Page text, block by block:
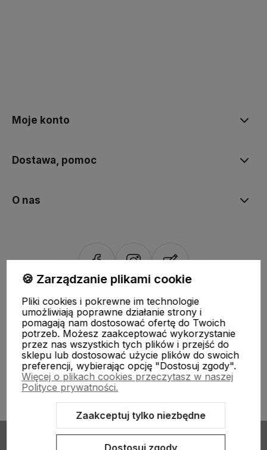
Moje konto
Dostawa, pomoc
O nas
Sklep internetowy Shoper.pl Szablon Shoper Modern 3.0™
GrowCommerce
🍪 Zarządzanie plikami cookie
Pliki cookies i pokrewne im technologie
umożliwiają poprawne działanie strony i
pomagają nam dostosować ofertę do Twoich
potrzeb. Możesz zaakceptować wykorzystanie
przez nas wszystkich tych plików i przejść do
sklepu lub dostosować użycie plików do swoich
preferencji, wybierając opcję "Dostosuj zgody".
Więcej o plikach cookies przeczytasz w naszej
Polityce prywatności.
Zaakceptuj tylko niezbędne
Dostosuj zgody